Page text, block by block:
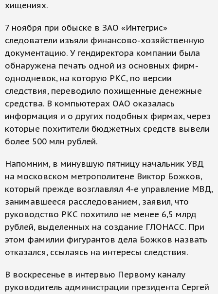
хищениях.
7 ноября при обыске в ЗАО «Интегрис»
следователи изъяли финансово-хозяйственную
документацию. У гендиректора компании была
обнаружена печать одной из основных фирм-
однодневок, на которую РКС, по версии
следствия, переводило похищенные денежные
средства. В компьютерах ОАО оказалась
информация и о других подобных фирмах, через
которые похитители бюджетных средств вывели
более 500 млн рублей.
Напомним, в минувшую пятницу начальник УВД
на московском метрополитене Виктор Божков,
который прежде возглавлял 4-е управление МВД,
занимавшееся расследованием, заявил, что
руководство РКС похитило не менее 6,5 млрд
рублей, выделенных на создание ГЛОНАСС. При
этом фамилии фигурантов дела Божков назвать
отказался, ссылаясь на интересы следствия.
В воскресенье в интервью Первому каналу
руководитель администрации президента Сергей